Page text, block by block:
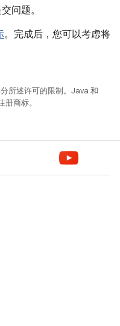
问题。
。完成后，您可以考虑将
所述许可的限制。Java 和
商标。